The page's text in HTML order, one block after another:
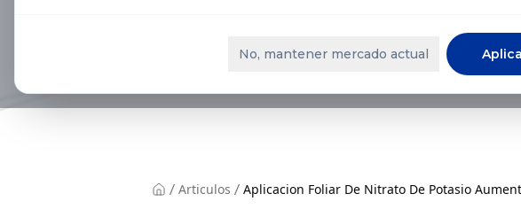
No, mantener mercado actual
Articulos Aplicacion Foliar De Nitrato De Potasio